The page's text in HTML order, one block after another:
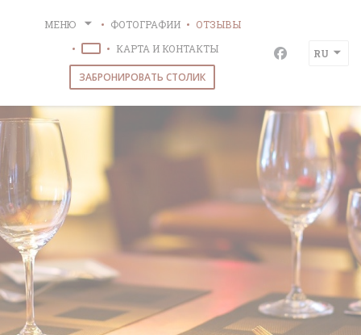
МЕНЮ ФОТОГРАФИИ ОТЗЫВЫ
((ОТКРЫВАЕТСЯ В НОВОМ ОКНЕ))
КАРТА И КОНТАКТЫ
ЗАБРОНИРОВАТЬ СТОЛИК
Facebook
RU